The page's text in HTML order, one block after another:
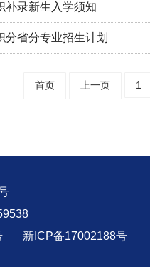
补录新生入学须知
分省分专业招生计划
首页 上一页 1
新ICP备17002188号